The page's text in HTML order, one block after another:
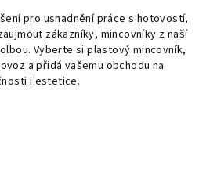
s
u
pro usnadnění práce s hotovostí,
zákazníky, mincovníky z naší
Vyberte si plastový mincovník,
a přidá vašemu obchodu na
i estetice.